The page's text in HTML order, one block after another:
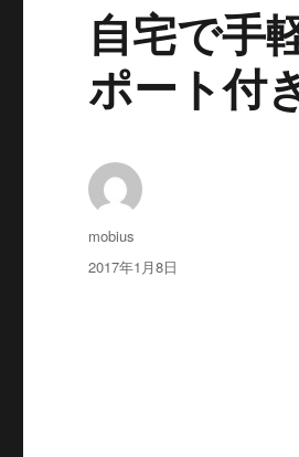
自宅で手
ポート付
投
稿
mobius
投
2017年1月8日